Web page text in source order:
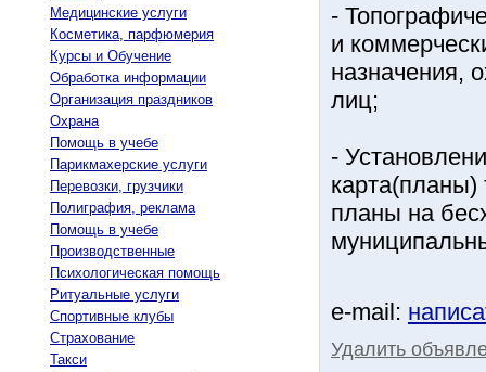
Медицинские услуги
Косметика, парфюмерия
Курсы и Обучение
Обработка информации
Организация праздников
Охрана
Помощь в учебе
Парикмахерские услуги
Перевозки, грузчики
Полиграфия, реклама
Помощь в учебе
Производственные
Психологическая помощь
Ритуальные услуги
Спортивные клубы
Страхование
Такси
-
и
назначения,
лиц;
-
карта(планы)
планы на
e-mail:
Удалить